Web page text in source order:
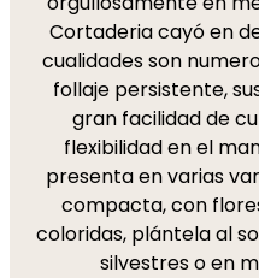
Cortaderia cayó en
cualidades son
follaje persistente,
gran facilidad de
flexibilidad en el
presenta en varias
compacta, con
coloridas, plántela al
silvestres o en